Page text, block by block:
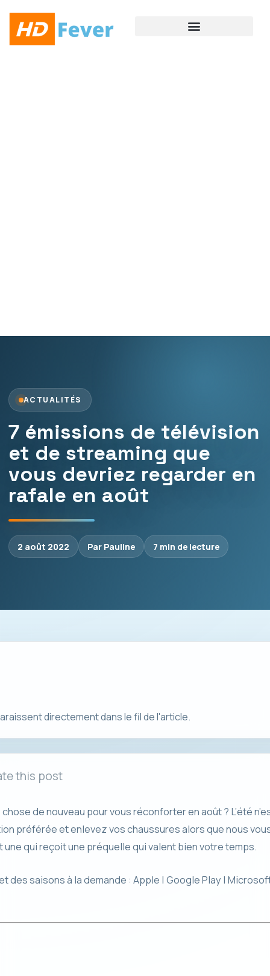
ACTUALITÉS
7 émissions de télévision
et de streaming que
vous devriez regarder en
rafale en août
2 août 2022 Par Pauline 7 min de lecture
directement dans le fil de l'article.
this post
de nouveau pour vous réconforter en août ? L’été
préférée et enlevez vos chaussures alors que nous
qui reçoit une préquelle qui valent bien votre temps.
des saisons à la demande : Apple | Google Play |